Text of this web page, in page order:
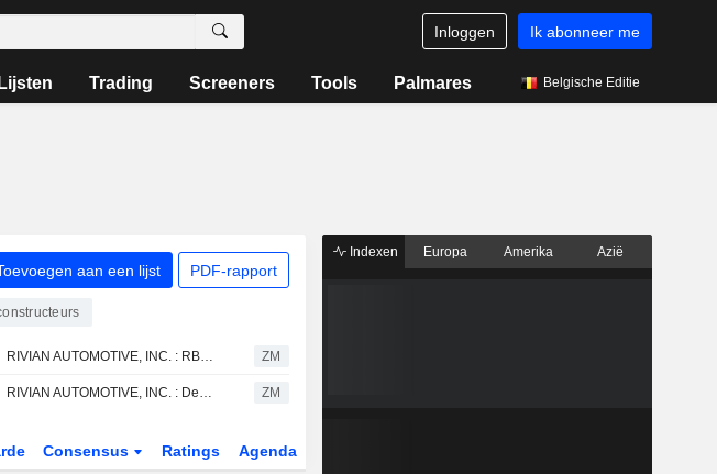
Inloggen Ik abonneer me
Lijsten Trading Screeners Tools Palmares Belgische Editie
aan een lijst PDF-rapport
RIVIAN AUTOMOTIVE, INC. : RBC Capital Markets is Neutraal gestemd over aandeel ZM
RIVIAN AUTOMOTIVE, INC. : Deutsche Bank Securities bevestigt koopadvies ZM
Consensus Ratings Agenda
Indexen Europa Amerika Azië